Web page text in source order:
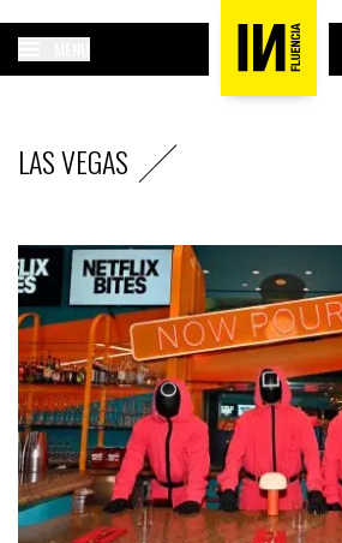
LAS VEGAS